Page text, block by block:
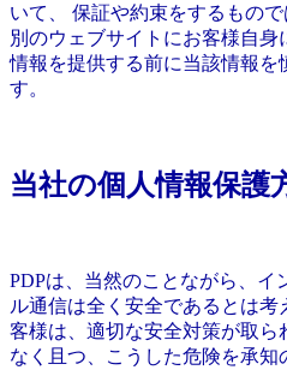
いて、 保証や約束をするもの
別のウェブサイトにお客様自
情報を提供する前に当該情報を
す。
当社の個人情報保護
PDPは、当然のことながら、イ
ル通信は全く安全であるとは
客様は、適切な安全対策が取ら
なく且つ、こうした危険を承知